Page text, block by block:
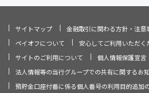
サイトマップ
金融取引に関わる方針・注意
ペイオフについて
安心してご利用いただく
サイトのご利用について
個人情報保護宣言
法人情報等の当行グループでの共有に関するお
預貯金口座付番に係る個人番号の利用目的追加